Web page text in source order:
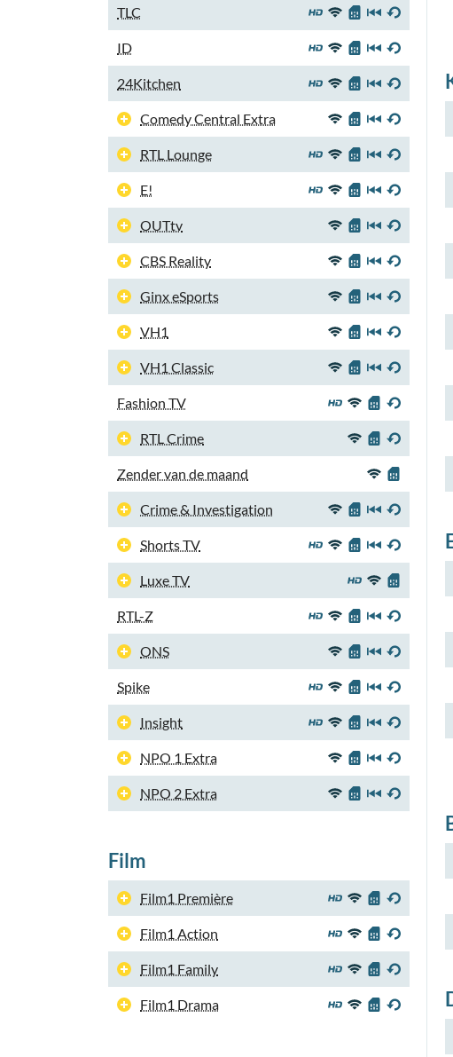
TLC
ID
24Kitchen
Comedy Central Extra
RTL Lounge
E!
OUTtv
CBS Reality
Ginx eSports
VH1
VH1 Classic
Fashion TV
RTL Crime
Zender van de maand
Crime & Investigation
Shorts TV
Luxe TV
RTL-Z
ONS
Spike
Insight
NPO 1 Extra
NPO 2 Extra
Film
Film1 Première
Film1 Action
Film1 Family
Film1 Drama